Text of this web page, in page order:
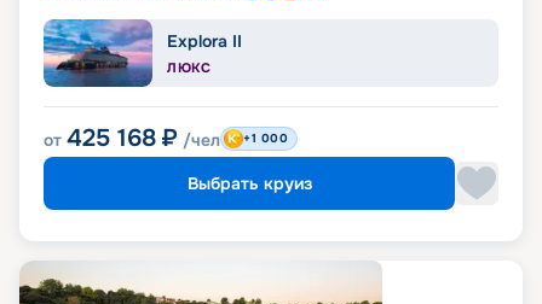
Explora II
ЛЮКС
от 425 168 ₽ /чел +1 000
Выбрать круиз